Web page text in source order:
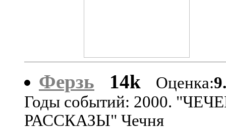
Ферзь 14k Оценка:
Годы событий: 2000.
РАССКАЗЫ" Чечня